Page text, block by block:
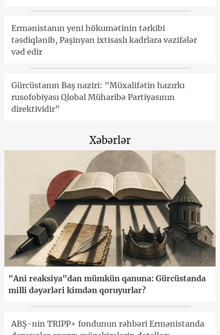
Ermənistanın yeni hökumətinin tərkibi
təsdiqlənib, Paşinyan ixtisaslı kadrlara vəzifələr
vəd edir
Gürcüstanın Baş naziri: "Müxalifətin hazırkı
rusofobiyası Qlobal Müharibə Partiyasının
direktividir"
Xəbərlər
"Ani reaksiya"dan mümkün qanuna: Gürcüstanda
milli dəyərləri kimdən qoruyurlar?
ABŞ-nin TRIPP+ fondunun rəhbəri Ermənistanda